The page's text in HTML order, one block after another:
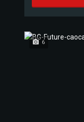
6